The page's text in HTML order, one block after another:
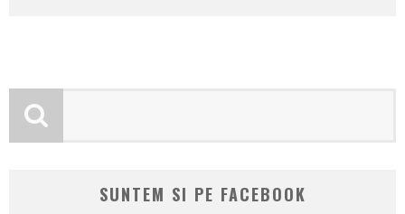
SUNTEM SI PE FACEBOOK